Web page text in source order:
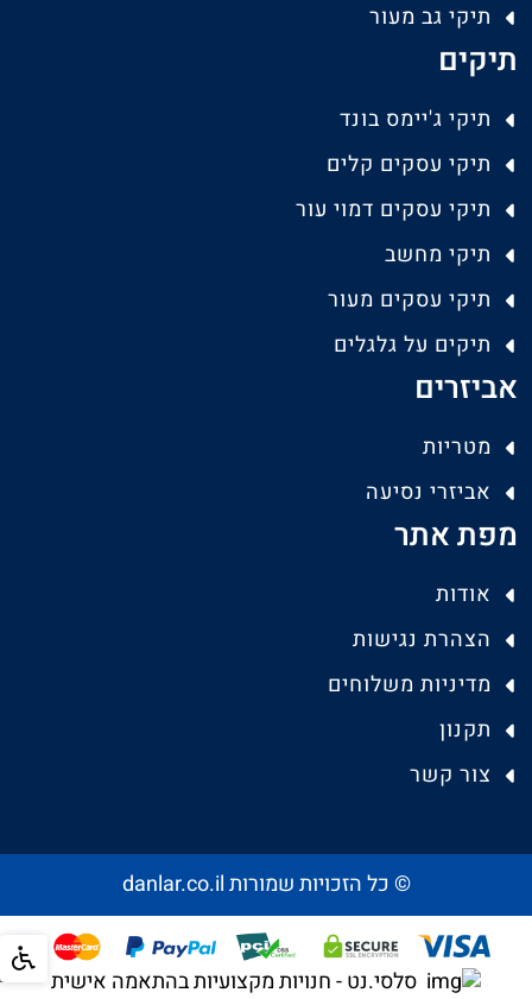
תיקי גב מעור
תיקים
תיקי ג'יימס בונד
תיקי עסקים קלים
תיקי עסקים דמוי עור
תיקי מחשב
תיקי עסקים מעור
תיקים על גלגלים
אביזרים
מטריות
אביזרי נסיעה
מפת אתר
אודות
הצהרת נגישות
מדיניות משלוחים
תקנון
צור קשר
© כל הזכויות שמורות danlar.co.il
סלסי.נט - חנויות מקצועיות בהתאמה אישית